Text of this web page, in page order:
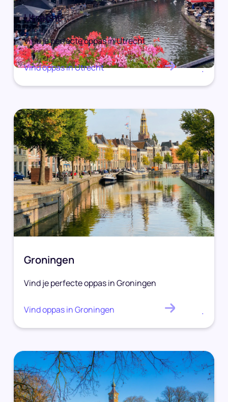
Utrecht
Vind je perfecte oppas in Utrecht
Vind oppas in Utrecht .
Groningen
Vind je perfecte oppas in Groningen
Vind oppas in Groningen .